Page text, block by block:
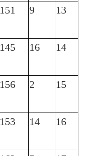
151 9 13
145 16 14
156 2 15
153 14 16